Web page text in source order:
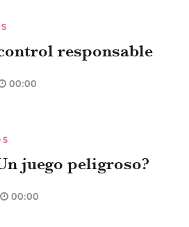
responsable
00:00
juego peligroso?
00:00